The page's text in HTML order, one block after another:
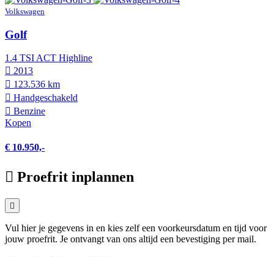
Volkswagen
Golf
1.4 TSI ACT Highline
2013
123.536 km
Hand­geschakeld
Benzine
Kopen
€ 10.950,-
Proefrit inplannen
Vul hier je gegevens in en kies zelf een voorkeursdatum en tijd voor
jouw proefrit. Je ontvangt van ons altijd een bevestiging per mail.